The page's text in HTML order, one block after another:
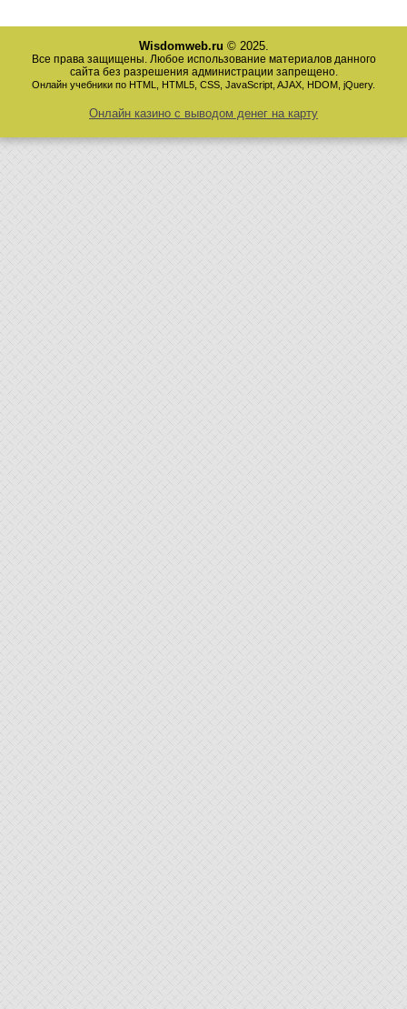
Wisdomweb.ru © 2025.
Все права защищены. Любое использование материалов данного
сайта без разрешения администрации запрещено.
Онлайн учебники по HTML, HTML5, CSS, JavaScript, AJAX, HDOM, jQuery.
Онлайн казино с выводом денег на карту